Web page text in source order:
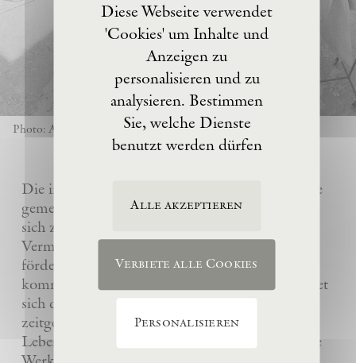
Photo: Anselm Kiefer
Die im Jahre 2017 von Anselm Kiefer gegründete
gemeinnützige Eschaton –Kunststiftung hat es
sich zur Aufgabe gemacht, das künstlerische
Vermächtnis ihres Gründers Anselm Kiefer zu
fördern und sein Atelier La Ribaute für
kommende Generationen zu erhalten. Sie widmet
sich dem Verständnis und der Wertschätzung
zeitgenössischer Kunst, insbesondere des
Lebenswerks von Anselm Kiefer, indem sie seine
Diese Webseite verwendet
'Cookies' um Inhalte und
Anzeigen zu
personalisieren und zu
analysieren. Bestimmen
Sie, welche Dienste
benutzt werden dürfen
Alle akzeptieren
Verbiete alle Cookies
Personalisieren